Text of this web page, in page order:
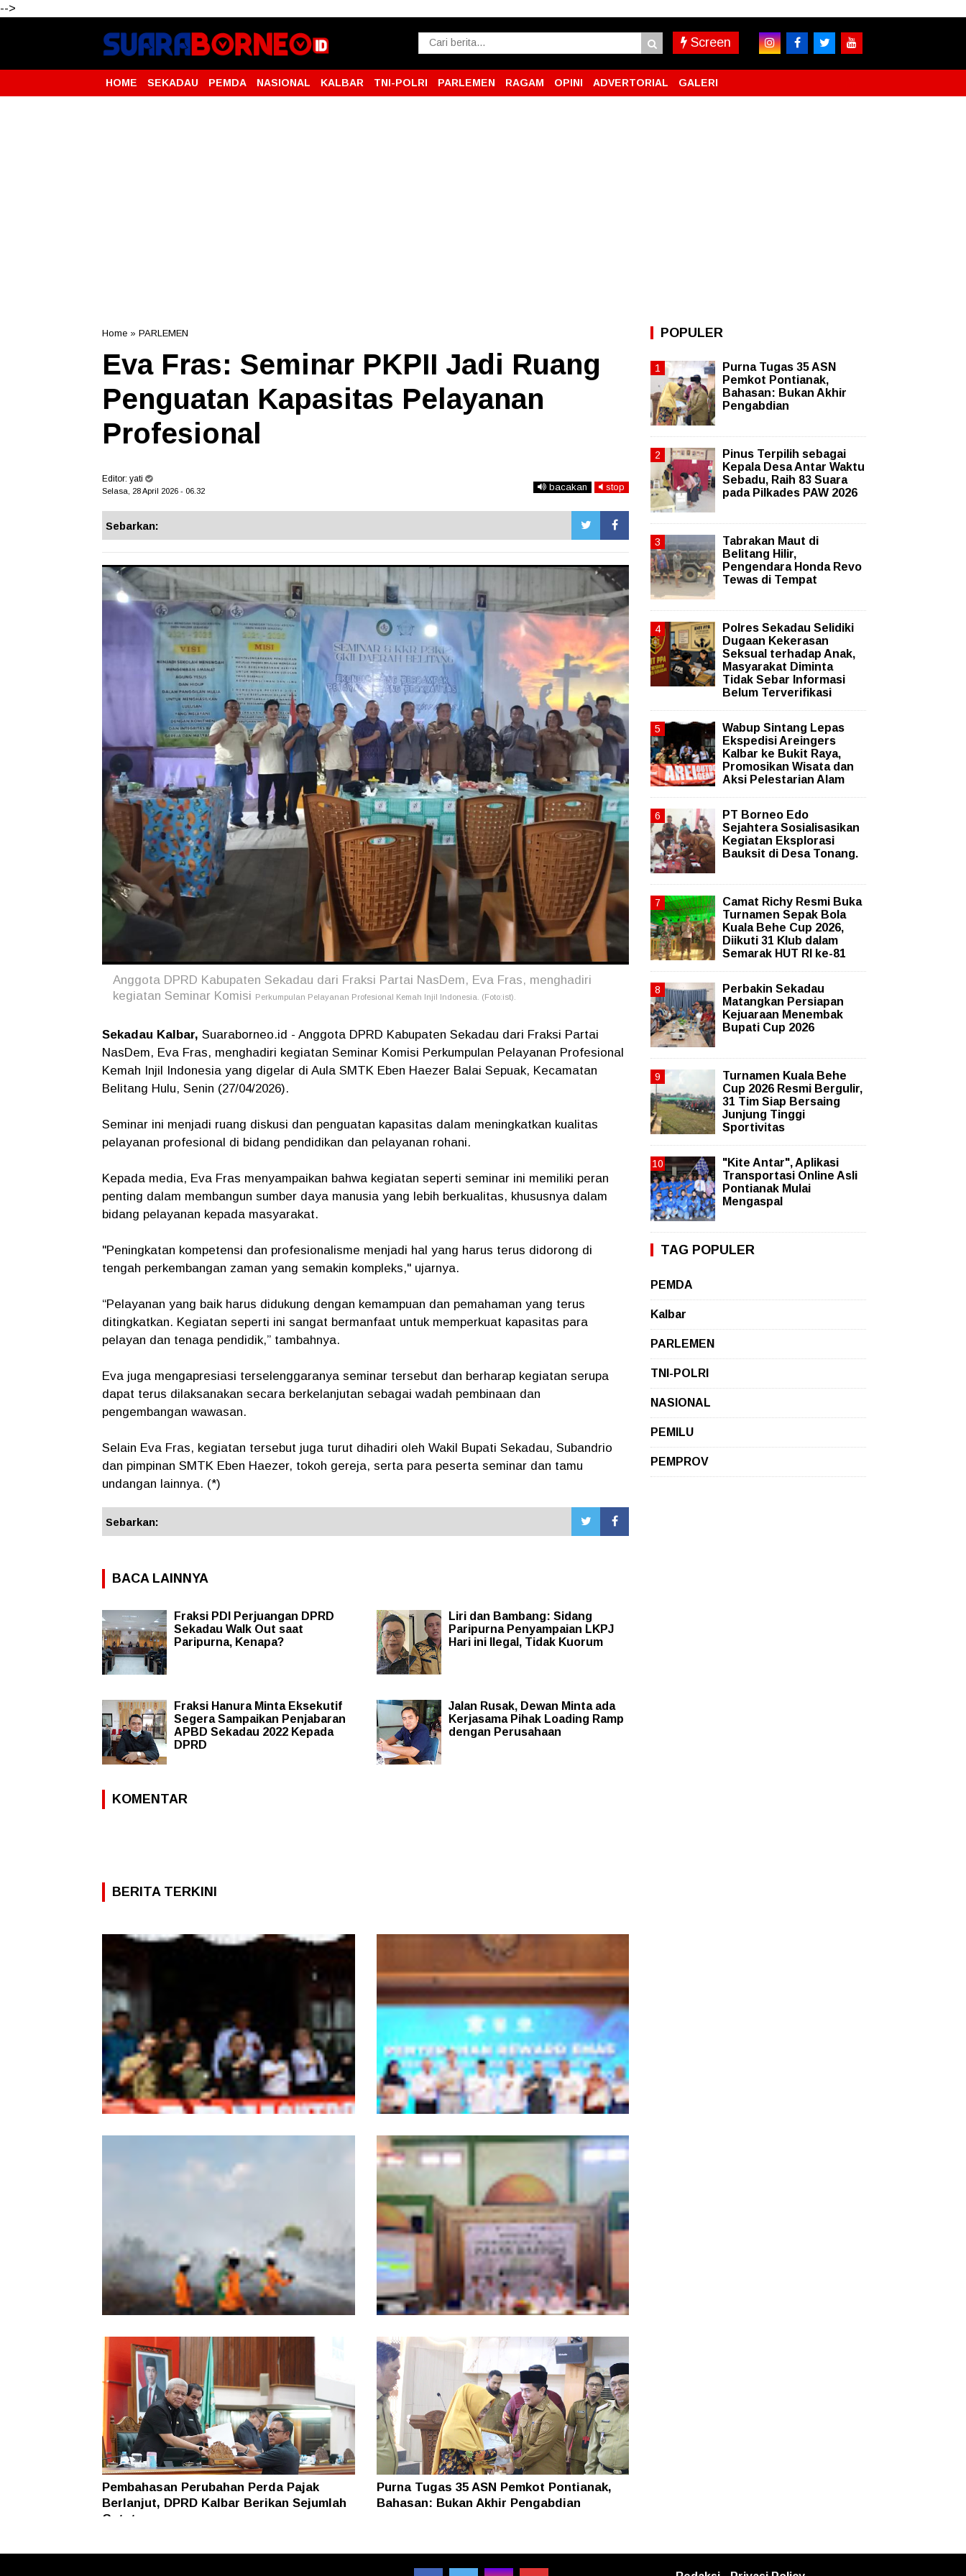
-->
Screen
HOME SEKADAU PEMDA NASIONAL KALBAR TNI-POLRI PARLEMEN RAGAM OPINI ADVERTORIAL GALERI
Home » PARLEMEN
Eva Fras: Seminar PKPII Jadi Ruang
Penguatan Kapasitas Pelayanan
Profesional
Editor: yati
Selasa, 28 April 2026 - 06.32 bacakan stop
Sebarkan:
Anggota DPRD Kabupaten Sekadau dari Fraksi Partai NasDem, Eva Fras, menghadiri
kegiatan Seminar Komisi Perkumpulan Pelayanan Profesional Kemah Injil Indonesia. (Foto:ist).
Sekadau Kalbar, Suaraborneo.id - Anggota DPRD Kabupaten Sekadau dari Fraksi Partai
NasDem, Eva Fras, menghadiri kegiatan Seminar Komisi Perkumpulan Pelayanan Profesional
Kemah Injil Indonesia yang digelar di Aula SMTK Eben Haezer Balai Sepuak, Kecamatan
Belitang Hulu, Senin (27/04/2026).
Seminar ini menjadi ruang diskusi dan penguatan kapasitas dalam meningkatkan kualitas
pelayanan profesional di bidang pendidikan dan pelayanan rohani.
Kepada media, Eva Fras menyampaikan bahwa kegiatan seperti seminar ini memiliki peran
penting dalam membangun sumber daya manusia yang lebih berkualitas, khususnya dalam
bidang pelayanan kepada masyarakat.
"Peningkatan kompetensi dan profesionalisme menjadi hal yang harus terus didorong di
tengah perkembangan zaman yang semakin kompleks," ujarnya.
“Pelayanan yang baik harus didukung dengan kemampuan dan pemahaman yang terus
ditingkatkan. Kegiatan seperti ini sangat bermanfaat untuk memperkuat kapasitas para
pelayan dan tenaga pendidik,” tambahnya.
Eva juga mengapresiasi terselenggaranya seminar tersebut dan berharap kegiatan serupa
dapat terus dilaksanakan secara berkelanjutan sebagai wadah pembinaan dan
pengembangan wawasan.
Selain Eva Fras, kegiatan tersebut juga turut dihadiri oleh Wakil Bupati Sekadau, Subandrio
dan pimpinan SMTK Eben Haezer, tokoh gereja, serta para peserta seminar dan tamu
undangan lainnya. (*)
Sebarkan:
BACA LAINNYA
Fraksi PDI Perjuangan DPRD
Sekadau Walk Out saat
Paripurna, Kenapa?
Liri dan Bambang: Sidang
Paripurna Penyampaian LKPJ
Hari ini Ilegal, Tidak Kuorum
Fraksi Hanura Minta Eksekutif
Segera Sampaikan Penjabaran
APBD Sekadau 2022 Kepada
DPRD
Jalan Rusak, Dewan Minta ada
Kerjasama Pihak Loading Ramp
dengan Perusahaan
KOMENTAR
BERITA TERKINI
Pemprov Kalbar Tegaskan Komitmen
Percepat Digitalisasi Pelayanan Publik
Karhutla Dekati SMKN 1 Sungai Raya, Tim
SAR Dit Samapta Polda Kalbar Antipasi
Api Meluas
Layanan Samsat GOKATAN Diperpanjang
Jadi Tiga Hari
Pembahasan Perubahan Perda Pajak
Berlanjut, DPRD Kalbar Berikan Sejumlah
Catatan
Purna Tugas 35 ASN Pemkot Pontianak,
Bahasan: Bukan Akhir Pengabdian
POPULER
Purna Tugas 35 ASN
Pemkot Pontianak,
Bahasan: Bukan Akhir
Pengabdian
Pinus Terpilih sebagai
Kepala Desa Antar Waktu
Sebadu, Raih 83 Suara
pada Pilkades PAW 2026
Tabrakan Maut di
Belitang Hilir,
Pengendara Honda Revo
Tewas di Tempat
Polres Sekadau Selidiki
Dugaan Kekerasan
Seksual terhadap Anak,
Masyarakat Diminta
Tidak Sebar Informasi
Belum Terverifikasi
Wabup Sintang Lepas
Ekspedisi Areingers
Kalbar ke Bukit Raya,
Promosikan Wisata dan
Aksi Pelestarian Alam
PT Borneo Edo
Sejahtera Sosialisasikan
Kegiatan Eksplorasi
Bauksit di Desa Tonang.
Camat Richy Resmi Buka
Turnamen Sepak Bola
Kuala Behe Cup 2026,
Diikuti 31 Klub dalam
Semarak HUT RI ke-81
Perbakin Sekadau
Matangkan Persiapan
Kejuaraan Menembak
Bupati Cup 2026
Turnamen Kuala Behe
Cup 2026 Resmi Bergulir,
31 Tim Siap Bersaing
Junjung Tinggi
Sportivitas
"Kite Antar", Aplikasi
Transportasi Online Asli
Pontianak Mulai
Mengaspal
TAG POPULER
PEMDA
Kalbar
PARLEMEN
TNI-POLRI
NASIONAL
PEMILU
PEMPROV